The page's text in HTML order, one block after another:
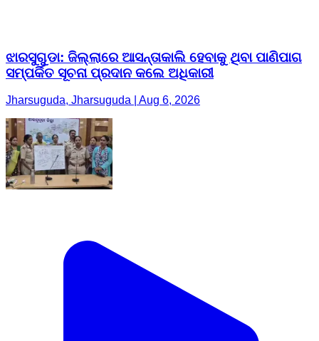
ଝାରସୁଗୁଡା: ଜିଲ୍ଲାରେ ଆସନ୍ତାକାଲି ହେବାକୁ ଥିବା ପାଣିପାଗ
ସମ୍ପର୍କିତ ସୂଚନା ପ୍ରଦାନ କଲେ ଅଧିକାରୀ
Jharsuguda, Jharsuguda | Aug 6, 2026